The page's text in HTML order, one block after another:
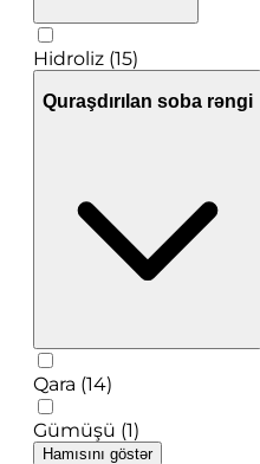
Hidroliz (15)
Quraşdırılan soba rəngi
Qara (14)
Gümüşü (1)
Hamısını göstər